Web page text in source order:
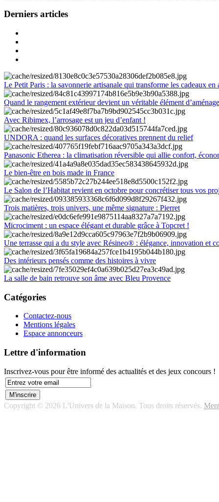
Derniers articles
Le Petit Paris : la savonnerie artisanale qui transforme les cadeaux en
Quand le rangement extérieur devient un véritable élément
Avec Ribimex, l’arrosage est un jeu d’enfant !
UNDORA : quand les surfaces décoratives prennent du relief
Panasonic Etherea : la climatisation réversible qui allie confort,
Le bien-être en bois made in France
Le Salon de l’Habitat revient en octobre pour concrétiser tous vos
Trois matières, trois univers, une même signature : Pierret
Microciment : un espace élégant et durable grâce à Topcret !
Une terrasse qui a du style avec Résineo® : élégance, innovation et
Des intérieurs pensés comme des histoires à vivre
La salle de bain retrouve son âme avec Bleu Provence
Catégories
Contactez-nous
Mentions légales
Espace annonceurs
Lettre d'information
Inscrivez-vous pour être informé des actualités et des jeux concours !
Copyright © 2026 L'Univers de la Maison. Tous droits réservés.